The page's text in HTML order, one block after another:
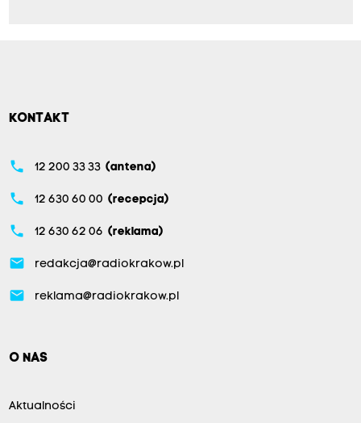
KONTAKT
phone 12 200 33 33 (antena)
phone 12 630 60 00 (recepcja)
phone 12 630 62 06 (reklama)
email redakcja@radiokrakow.pl
email reklama@radiokrakow.pl
O NAS
Aktualności